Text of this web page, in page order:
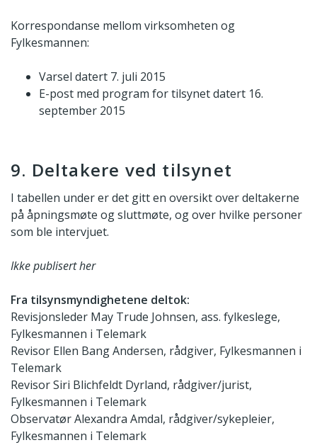
Korrespondanse mellom virksomheten og
Fylkesmannen:
Varsel datert 7. juli 2015
E-post med program for tilsynet datert 16.
september 2015
9. Deltakere ved tilsynet
I tabellen under er det gitt en oversikt over deltakerne
på åpningsmøte og sluttmøte, og over hvilke personer
som ble intervjuet.
Ikke publisert her
Fra tilsynsmyndighetene deltok:
Revisjonsleder May Trude Johnsen, ass. fylkeslege,
Fylkesmannen i Telemark
Revisor Ellen Bang Andersen, rådgiver, Fylkesmannen i
Telemark
Revisor Siri Blichfeldt Dyrland, rådgiver/jurist,
Fylkesmannen i Telemark
Observatør Alexandra Amdal, rådgiver/sykepleier,
Fylkesmannen i Telemark